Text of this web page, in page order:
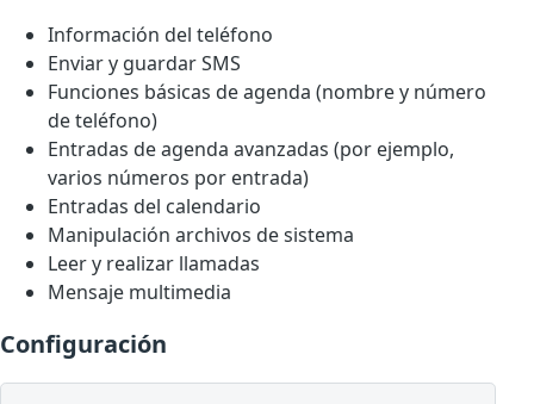
Información del teléfono
Enviar y guardar SMS
Funciones básicas de agenda (nombre y número
de teléfono)
Entradas de agenda avanzadas (por ejemplo,
varios números por entrada)
Entradas del calendario
Manipulación archivos de sistema
Leer y realizar llamadas
Mensaje multimedia
Configuración